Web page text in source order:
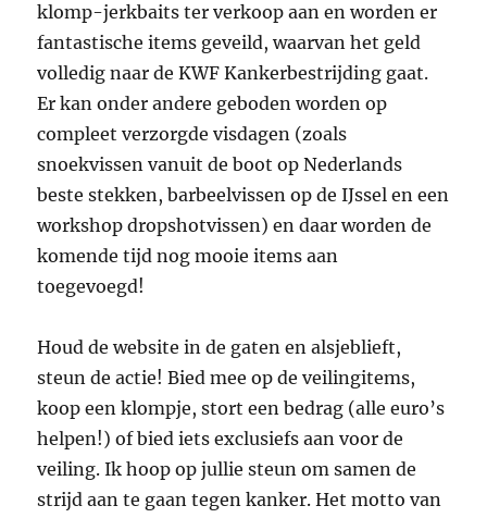
klomp-jerkbaits ter verkoop aan en worden er
fantastische items geveild, waarvan het geld
volledig naar de KWF Kankerbestrijding gaat.
Er kan onder andere geboden worden op
compleet verzorgde visdagen (zoals
snoekvissen vanuit de boot op Nederlands
beste stekken, barbeelvissen op de IJssel en een
workshop dropshotvissen) en daar worden de
komende tijd nog mooie items aan
toegevoegd!
Houd de website in de gaten en alsjeblieft,
steun de actie! Bied mee op de veilingitems,
koop een klompje, stort een bedrag (alle euro’s
helpen!) of bied iets exclusiefs aan voor de
veiling. Ik hoop op jullie steun om samen de
strijd aan te gaan tegen kanker. Het motto van